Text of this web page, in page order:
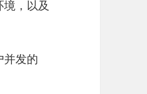
，以及
并发的